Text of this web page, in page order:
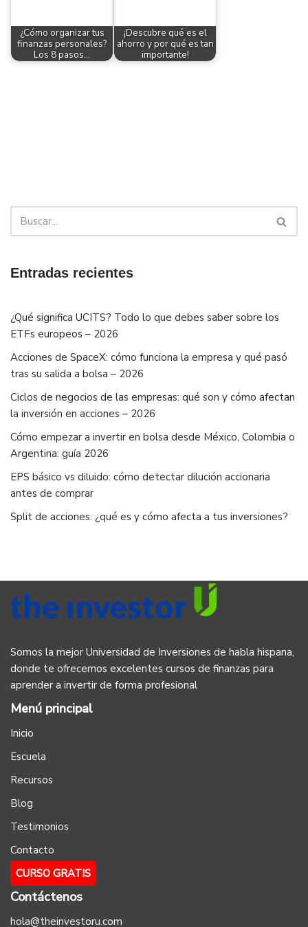
¿Cómo organizar tus
finanzas personales?
Los 8 pasos…
¡Descubre qué es el
ahorro y por qué es tan
importante!
Entradas recientes
¿Qué significa UCITS? Todo lo que debes saber sobre los
ETFs europeos – 2026
Acciones de SpaceX: cómo funciona la empresa y qué pasó
tras su salida a bolsa – 2026
Ciclos de negocios de las empresas: qué son y cómo afectan
la inversión en acciones – 2026
Cómo empezar a invertir en bolsa desde México, Colombia o
Argentina: guía 2026
EPS básico vs diluido: cómo detectar dilución accionaria
antes de comprar
Split de acciones: ¿qué es y cómo afecta a tus inversiones?
Somos la mejor Universidad de Inversiones de habla hispana,
donde te ofrecemos excelentes cursos de finanzas para
aprender a invertir de forma profesional
Menú principal
Inicio
Escuela
Recursos
Blog
Testimonios
Contacto
CURSO GRATIS
Contáctenos
hola@theinvestoru.com